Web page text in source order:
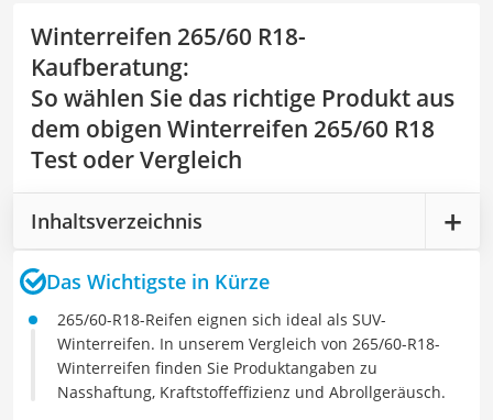
Winterreifen 265/60 R18-
Kaufberatung:
So wählen Sie das richtige Produkt aus
dem obigen Winterreifen 265/60 R18
Test oder Vergleich
Inhaltsverzeichnis
Das Wichtigste in Kürze
265/60-R18-Reifen eignen sich ideal als SUV-
Winterreifen. In unserem Vergleich von 265/60-R18-
Winterreifen finden Sie Produktangaben zu
Nasshaftung, Kraftstoffeffizienz und Abrollgeräusch.